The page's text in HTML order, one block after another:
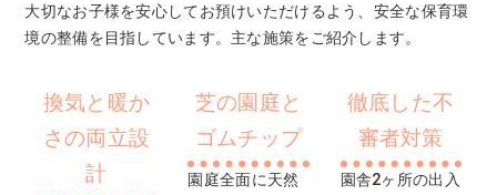
大切なお子様を安心してお預けいただけるよう、安全な保育環
境の整備を目指しています。主な施策をご紹介します。
換気と暖か
さの両立設
計
芝の園庭と
ゴムチップ
園庭全面に天然
徹底した不
審者対策
園舎2ヶ所の出入